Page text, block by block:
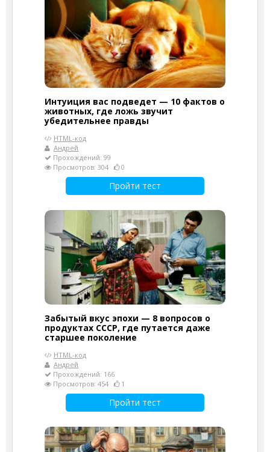
Интуиция вас подведет — 10 фактов о
животных, где ложь звучит
убедительнее правды
HTML-код
Андрей
Прохождений: 99
Просмотров: 304
0
Пройти тест
Забытый вкус эпохи — 8 вопросов о
продуктах СССР, где путается даже
старшее поколение
HTML-код
Андрей
Прохождений: 166
Просмотров: 454
1
Пройти тест